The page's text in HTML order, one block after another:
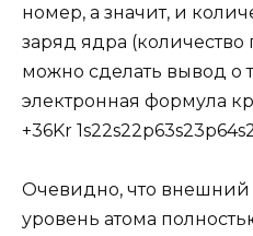
номер, а значит, и
заряд ядра (количество
можно сделать вывод о
электронная формула
+36Kr
Очевидно, что внешний
уровень атома